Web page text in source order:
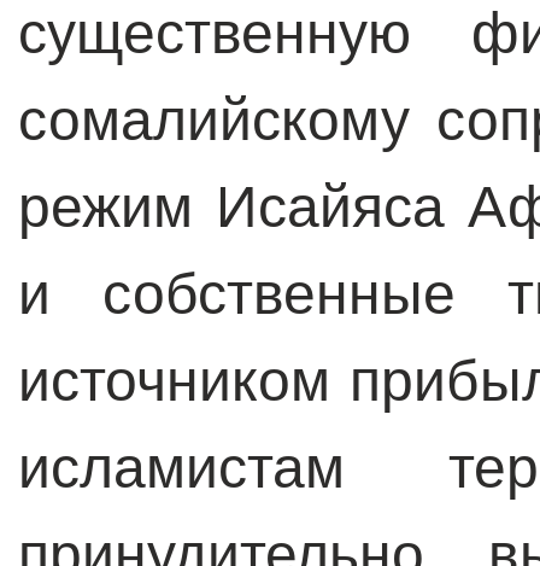
существенную
сомалийскому
режим Исайяса
и собственные
источником
исламистам